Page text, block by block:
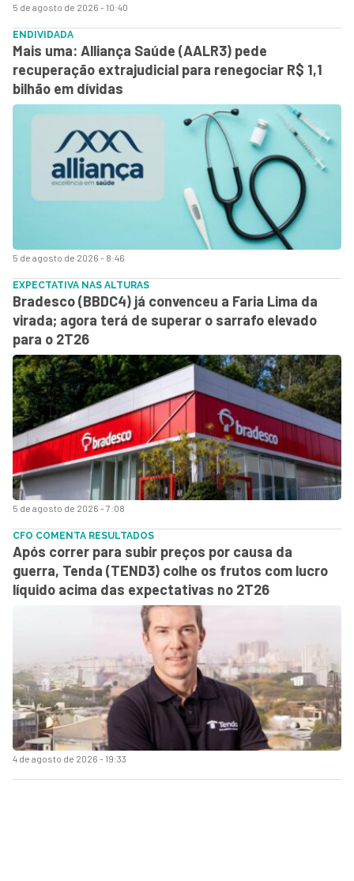
5 de agosto de 2026 - 10:40
5 de agosto de 2026 - 8:46
ENDIVIDADA
Mais uma: Alliança Saúde (AALR3) pede
recuperação extrajudicial para renegociar R$ 1,1
bilhão em dívidas
5 de agosto de 2026 - 7:08
EXPECTATIVA NAS ALTURAS
Bradesco (BBDC4) já convenceu a Faria Lima da
virada; agora terá de superar o sarrafo elevado
para o 2T26
4 de agosto de 2026 - 19:33
CFO COMENTA RESULTADOS
Após correr para subir preços por causa da
guerra, Tenda (TEND3) colhe os frutos com lucro
líquido acima das expectativas no 2T26